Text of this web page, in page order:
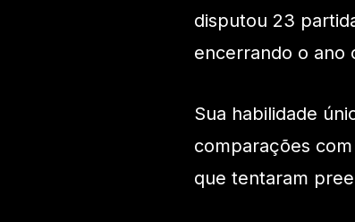
disputou 23
encerrando o ano
Sua habilidade
comparações
que tentaram